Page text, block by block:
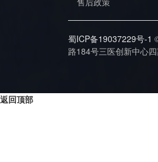
蜀ICP备19037229号-1
路184号三医创新中心
返回顶部